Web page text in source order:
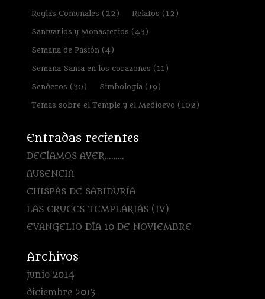
Reglas Comunales (22) Relatos (12)
Santuarios y Monasterios (43)
Semana de Pasión (4)
Semana Santa en los corazones (11)
Senderos (30) Simbología (19)
Temas sobre el Temple y el Medioevo (102)
Entradas recientes
DECÍAMOS AYER………
AUSENCIA
CHISPAS DE SABIDURÍA
LAS CRUCES TEMPLARIAS (IV)
EVANGELIO DÍA 10 DE NOVIEMBRE
Archivos
junio 2014
diciembre 2013